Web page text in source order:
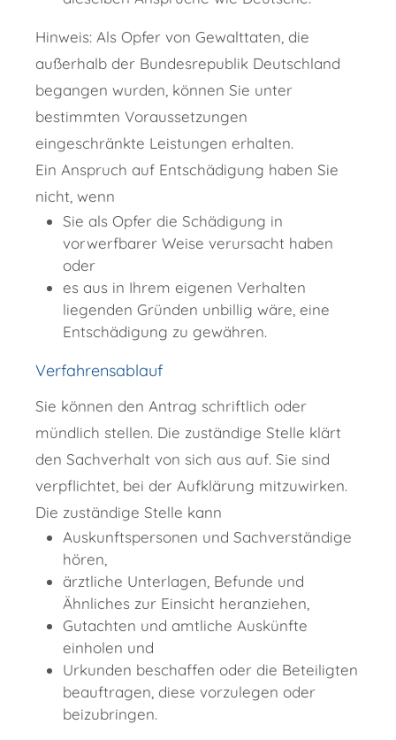
Hinweis: Als Opfer von Gewalttaten, die
außerhalb der Bundesrepublik Deutschland
begangen wurden, können Sie unter
bestimmten Voraussetzungen
eingeschränkte Leistungen erhalten.
Ein Anspruch auf Entschädigung haben Sie
nicht, wenn
Sie als Opfer die Schädigung in
vorwerfbarer Weise verursacht haben
oder
es aus in Ihrem eigenen Verhalten
liegenden Gründen unbillig wäre, eine
Entschädigung zu gewähren.
Verfahrensablauf
Sie können den Antrag schriftlich oder
mündlich stellen. Die zuständige Stelle klärt
den Sachverhalt von sich aus auf. Sie sind
verpflichtet, bei der Aufklärung mitzuwirken.
Die zuständige Stelle kann
Auskunftspersonen und Sachverständige
hören,
ärztliche Unterlagen, Befunde und
Ähnliches zur Einsicht heranziehen,
Gutachten und amtliche Auskünfte
einholen und
Urkunden beschaffen oder die Beteiligten
beauftragen, diese vorzulegen oder
beizubringen.